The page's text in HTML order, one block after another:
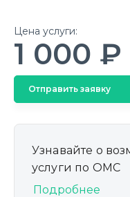
Цена услуги:
1 000 ₽
Отправить заявку
Узнавайте о
услуги по ОМС
Подробнее